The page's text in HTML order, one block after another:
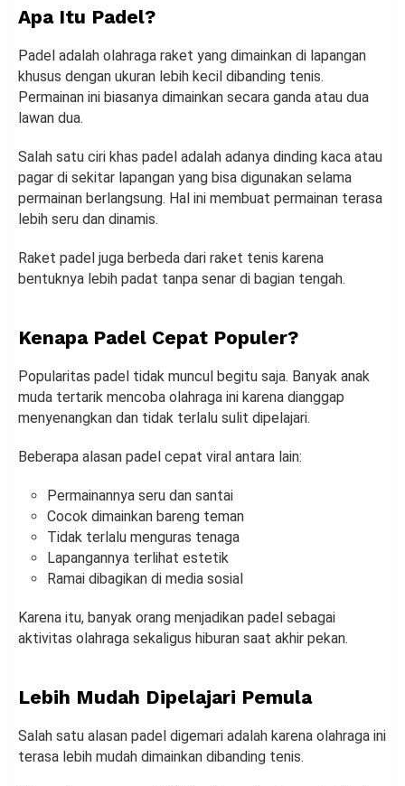
Apa Itu Padel?
Padel adalah olahraga raket yang dimainkan di lapangan
khusus dengan ukuran lebih kecil dibanding tenis.
Permainan ini biasanya dimainkan secara ganda atau dua
lawan dua.
Salah satu ciri khas padel adalah adanya dinding kaca atau
pagar di sekitar lapangan yang bisa digunakan selama
permainan berlangsung. Hal ini membuat permainan terasa
lebih seru dan dinamis.
Raket padel juga berbeda dari raket tenis karena
bentuknya lebih padat tanpa senar di bagian tengah.
Kenapa Padel Cepat Populer?
Popularitas padel tidak muncul begitu saja. Banyak anak
muda tertarik mencoba olahraga ini karena dianggap
menyenangkan dan tidak terlalu sulit dipelajari.
Beberapa alasan padel cepat viral antara lain:
Permainannya seru dan santai
Cocok dimainkan bareng teman
Tidak terlalu menguras tenaga
Lapangannya terlihat estetik
Ramai dibagikan di media sosial
Karena itu, banyak orang menjadikan padel sebagai
aktivitas olahraga sekaligus hiburan saat akhir pekan.
Lebih Mudah Dipelajari Pemula
Salah satu alasan padel digemari adalah karena olahraga ini
terasa lebih mudah dimainkan dibanding tenis.